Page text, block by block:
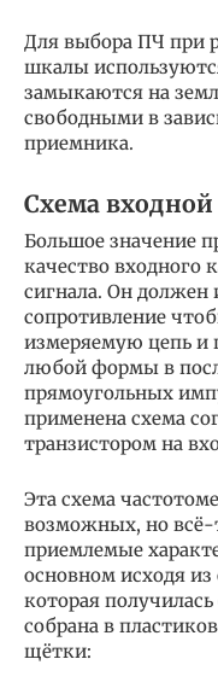
Для выбора ПЧ при
шкалы
замыкаются на
свободными в
приемника.
Схема
Большое значение
качество входного
сигнала. Он должен
сопротивление
измеряемую цепь и
любой формы в
прямоугольных
применена схема
транзистором на
Эта схема
возможных, но всё-
приемлемые
основном исходя
которая
собрана в
щётки: